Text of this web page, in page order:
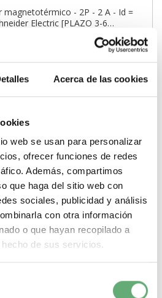
Acerca de las cookies
web se usan para personalizar
ofrecer funciones de redes
Además, compartimos
que haga del sitio web con
sociales, publicidad y análisis
con otra información
o que hayan recopilado a
de sus servicios.
magnetotérmico - 2P - 2 A - Id =
Electric [PLAZO 3-6
Electric ref....
TeSys Pasos de 9mm (medio
Comprar